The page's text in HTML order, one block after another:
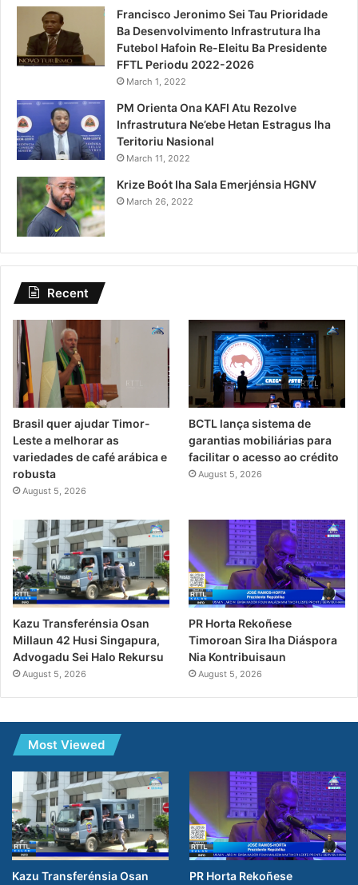
Francisco Jeronimo Sei Tau Prioridade
Ba Desenvolvimento Infrastrutura Iha
Futebol Hafoin Re-Eleitu Ba Presidente
FFTL Periodu 2022-2026
March 1, 2022
PM Orienta Ona KAFI Atu Rezolve
Infrastrutura Ne’ebe Hetan Estragus Iha
Teritoriu Nasional
March 11, 2022
Krize Boót Iha Sala Emerjénsia HGNV
March 26, 2022
Recent
Brasil quer ajudar Timor-
Leste a melhorar as
variedades de café arábica e
robusta
August 5, 2026
BCTL lança sistema de
garantias mobiliárias para
facilitar o acesso ao crédito
August 5, 2026
Kazu Transferénsia Osan
Millaun 42 Husi Singapura,
Advogadu Sei Halo Rekursu
August 5, 2026
PR Horta Rekoñese
Timoroan Sira Iha Diáspora
Nia Kontribuisaun
August 5, 2026
Most Viewed
Kazu Transferénsia Osan
PR Horta Rekoñese